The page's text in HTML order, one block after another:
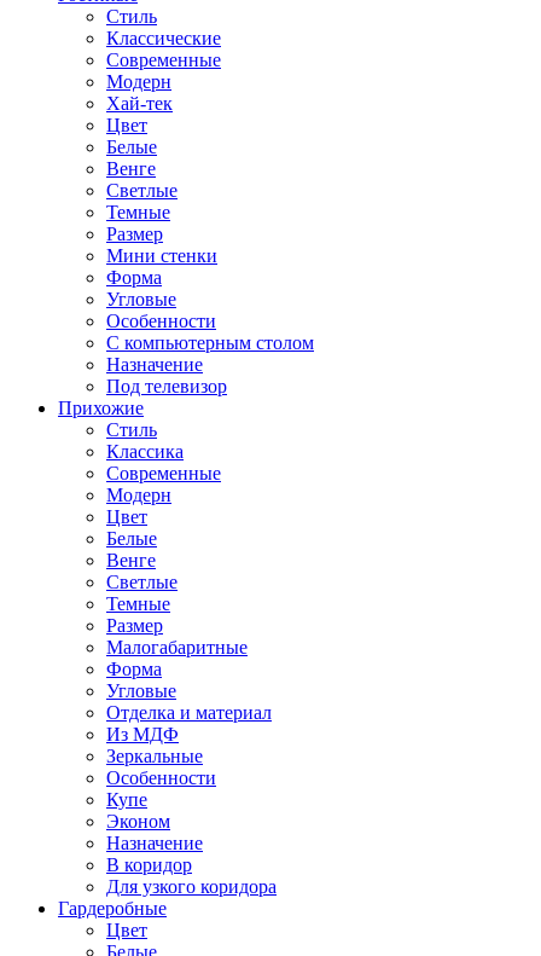
Стиль
Классические
Современные
Модерн
Хай-тек
Цвет
Белые
Венге
Светлые
Темные
Размер
Мини стенки
Форма
Угловые
Особенности
С компьютерным столом
Назначение
Под телевизор
Прихожие
Стиль
Классика
Современные
Модерн
Цвет
Белые
Венге
Светлые
Темные
Размер
Малогабаритные
Форма
Угловые
Отделка и материал
Из МДФ
Зеркальные
Особенности
Купе
Эконом
Назначение
В коридор
Для узкого коридора
Гардеробные
Цвет
Белые